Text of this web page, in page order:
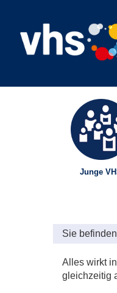
Junge
Sie
Alles wirkt
gleichzeitig